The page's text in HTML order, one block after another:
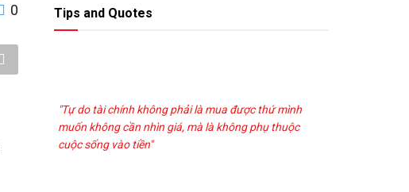
0 Tips and Quotes
"Tự do tài chính không phải là mua được thứ mình
muốn không cần nhìn giá, mà là không phụ thuộc
cuộc sống vào tiền"